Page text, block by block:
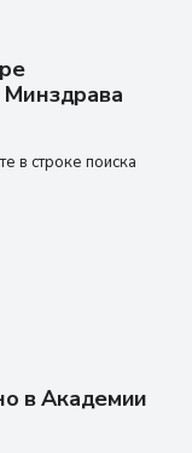
Минздрава
в строке поиска
в Академии